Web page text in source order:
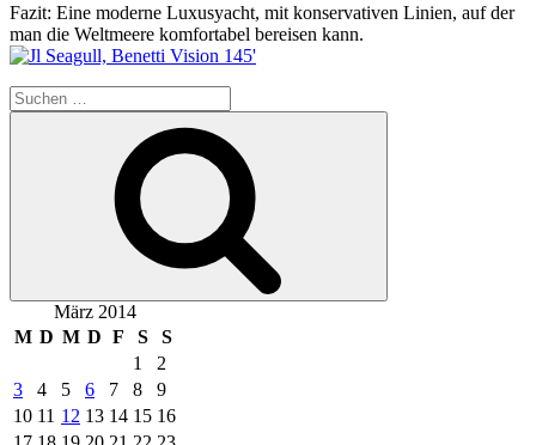
Fazit: Eine moderne Luxusyacht, mit konservativen Linien, auf der
man die Weltmeere komfortabel bereisen kann.
Suche
nach:
März 2014
M D M D F S
S
1
2
3
4 5 6 7 8
9
10 11 12 13 14 15 16